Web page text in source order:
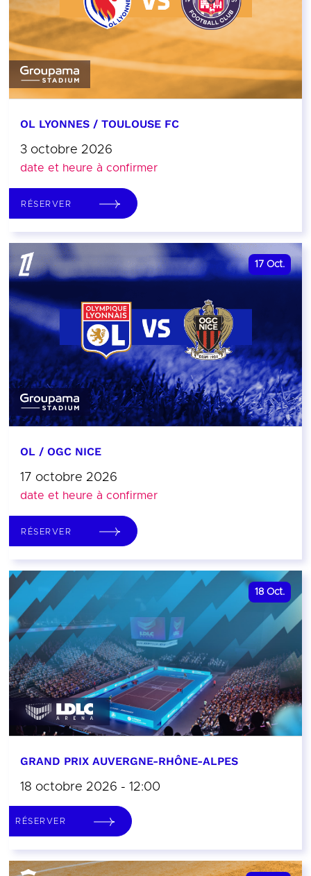
OL LYONNES / TOULOUSE FC
3 octobre 2026
date et heure à confirmer
RÉSERVER
17 Oct.
OL / OGC NICE
17 octobre 2026
date et heure à confirmer
RÉSERVER
18 Oct.
GRAND PRIX AUVERGNE-RHÔNE-ALPES
18 octobre 2026 - 12:00
RÉSERVER